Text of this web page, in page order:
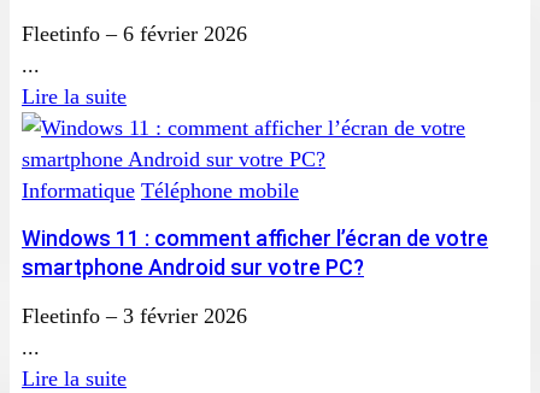
Fleetinfo – 6 février 2026
...
Lire la suite
Informatique Téléphone mobile
Windows 11 : comment afficher l’écran de votre
smartphone Android sur votre PC?
Fleetinfo – 3 février 2026
...
Lire la suite